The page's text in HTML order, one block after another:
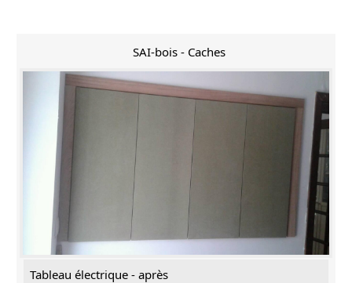
SAI-bois - Caches
Tableau électrique - après